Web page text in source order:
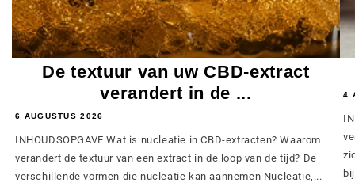
De textuur van uw CBD-extract
verandert in de ...
6 AUGUSTUS 2026
INHOUDSOPGAVE Wat is nucleatie in CBD-extracten? Waarom
verandert de textuur van een extract in de loop van de tijd? De
verschillende vormen die nucleatie kan aannemen Nucleatie,...
4